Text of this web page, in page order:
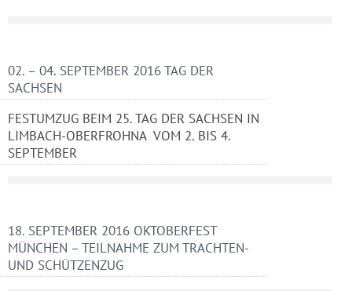
02. – 04. SEPTEMBER 2016 TAG DER
SACHSEN
FESTUMZUG BEIM 25. TAG DER SACHSEN IN
LIMBACH-OBERFROHNA VOM 2. BIS 4.
SEPTEMBER
18. SEPTEMBER 2016 OKTOBERFEST
MÜNCHEN – TEILNAHME ZUM TRACHTEN-
UND SCHÜTZENZUG